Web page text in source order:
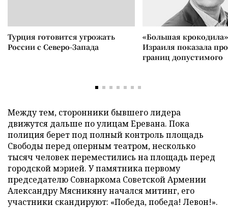
Турция готовится угрожать
России с Северо-Запада
«Большая
Израиля показала
границ допустимого
Между тем, сторонники бывшего лидера
движутся дальше по улицам Еревана. Пока
полиция берет под полный контроль площадь
Свободы перед оперным театром, несколько
тысяч человек переместились на площадь перед
городской мэрией. У памятника первому
председателю Совнаркома Советской Армении
Александру Мясникяну начался митинг, его
участники скандируют: «Победа, победа! Левон!».